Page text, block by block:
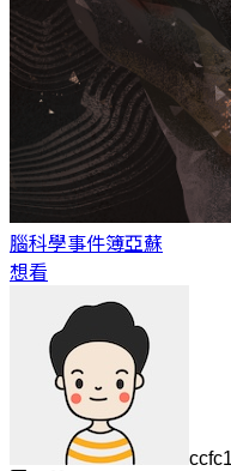
腦科學事件簿亞蘇
想看